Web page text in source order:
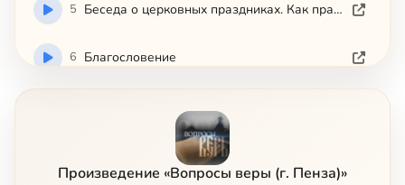
5 Беседа о церковных праздниках. Как правильно их отмечать
6 Благословение
Догматы Христианства
Произведение «Вопросы веры (г. Пенза)»